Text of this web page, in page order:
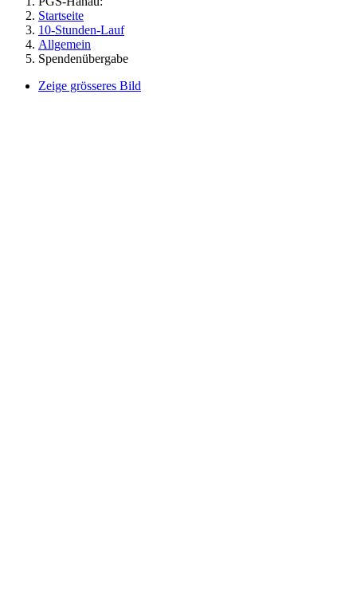
Startseite
10-Stunden-Lauf
Allgemein
Spendenübergabe
Zeige grösseres Bild